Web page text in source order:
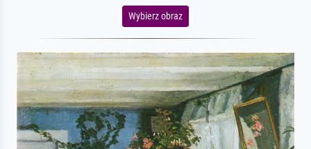
Wybierz obraz